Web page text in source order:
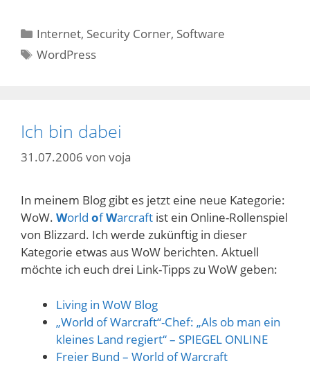
Kategorien
Internet, Security Corner, Software
Schlagwörter
WordPress
Ich bin dabei
31.07.2006 von voja
In meinem Blog gibt es jetzt eine neue Kategorie:
WoW. World ofWarcraft ist ein Online-Rollenspiel
von Blizzard. Ich werde zukünftig in dieser
Kategorie etwas aus WoW berichten. Aktuell
möchte ich euch drei Link-Tipps zu WoW geben:
Living in WoW Blog
„World of Warcraft“-Chef: „Als ob man ein
kleines Land regiert“ – SPIEGEL ONLINE
Freier Bund – World of Warcraft